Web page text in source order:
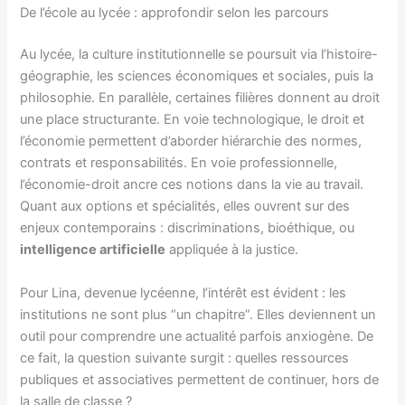
De l’école au lycée : approfondir selon les parcours
Au lycée, la culture institutionnelle se poursuit via l’histoire-
géographie, les sciences économiques et sociales, puis la
philosophie. En parallèle, certaines filières donnent au droit
une place structurante. En voie technologique, le droit et
l’économie permettent d’aborder hiérarchie des normes,
contrats et responsabilités. En voie professionnelle,
l’économie-droit ancre ces notions dans la vie au travail.
Quant aux options et spécialités, elles ouvrent sur des
enjeux contemporains : discriminations, bioéthique, ou
intelligence artificielle appliquée à la justice.
Pour Lina, devenue lycéenne, l’intérêt est évident : les
institutions ne sont plus “un chapitre”. Elles deviennent un
outil pour comprendre une actualité parfois anxiogène. De
ce fait, la question suivante surgit : quelles ressources
publiques et associatives permettent de continuer, hors de
la salle de classe ?